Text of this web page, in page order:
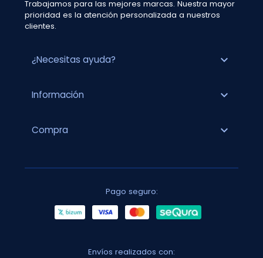
Trabajamos para las mejores marcas. Nuestra mayor
prioridad es la atención personalizada a nuestros
clientes.
¿Necesitas ayuda? expand_more
Información expand_more
Compra expand_more
Pago seguro:
Envíos realizados con: